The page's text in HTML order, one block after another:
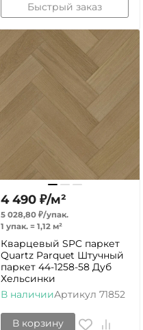
Быстрый заказ
4 490 ₽/м²
5 028,80 ₽/упак.
1 упак. = 1,12 м²
Кварцевый SPC паркет
Quartz Parquet Штучный
паркет 44-1258-58 Дуб
Хельсинки
В наличииАртикул 71852
В корзину